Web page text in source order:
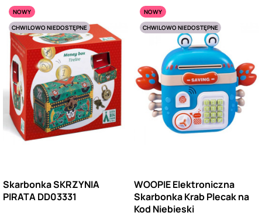
NOWY
CHWILOWO NIEDOSTĘPNE
Skarbonka SKRZYNIA
PIRATA DD03331
NOWY
CHWILOWO NIEDOSTĘPNE
WOOPIE Elektroniczna
Skarbonka Krab Plecak na
Kod Niebieski